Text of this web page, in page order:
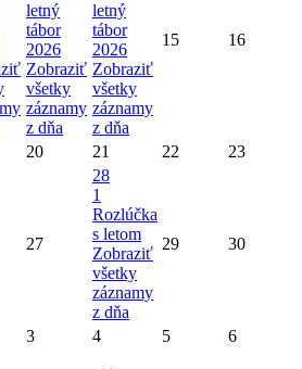
letný
tábor
2026
Zobraziť
všetky
záznamy
z dňa
letný
tábor
2026
Zobraziť
všetky
záznamy
z dňa
15 16
20 21 22 23
27
28
1
Rozlúčka
s letom
Zobraziť
všetky
záznamy
z dňa
29 30
3 4 5 6